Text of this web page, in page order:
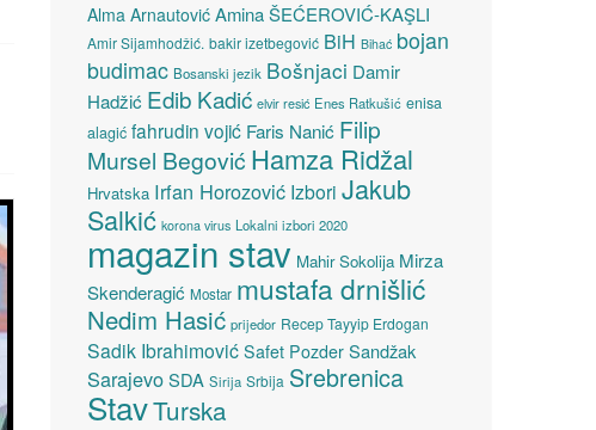
Alma Arnautović Amina ŠEĆEROVIĆ-KAŞLI
Amir Sijamhodžić. bakir izetbegović BiH Bihać bojan
budimac Bosanski jezik Bošnjaci Damir
Hadžić Edib Kadić elvir resić Enes Ratkušić enisa
alagić fahrudin vojić Faris Nanić Filip
Mursel Begović Hamza Ridžal
Hrvatska Irfan Horozović Izbori Jakub
Salkić korona virus Lokalni izbori 2020
magazin stav Mahir Sokolija Mirza
Skenderagić Mostar mustafa drnišlić
Nedim Hasić prijedor Recep Tayyip Erdogan
Sadik Ibrahimović Safet Pozder Sandžak
SarajevoSDA Sirija Srbija Srebrenica
StavTurska